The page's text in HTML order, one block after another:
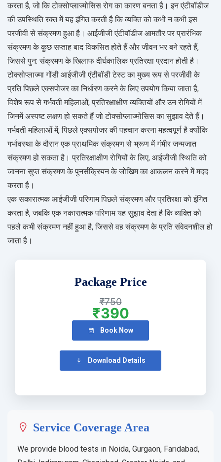
करता है, जो कि टोक्सोप्लाज्मोसिस रोग का कारण बनता है। इन एंटीबॉडीज
की उपस्थिति रक्त में यह इंगित करती है कि व्यक्ति को कभी न कभी इस
परजीवी से संक्रमण हुआ है। आईजीजी एंटीबॉडीज आमतौर पर प्रारंभिक
संक्रमण के कुछ सप्ताह बाद विकसित होते हैं और जीवन भर बने रहते हैं,
जिससे पुन: संक्रमण के खिलाफ दीर्घकालिक प्रतिरक्षा प्रदान होती है।
टोक्सोप्लाज्मा गोंडी आईजीजी एंटीबॉडी टेस्ट का मुख्य रूप से परजीवी के
प्रति पिछले एक्सपोजर का निर्धारण करने के लिए उपयोग किया जाता है,
विशेष रूप से गर्भवती महिलाओं, प्रतिरक्षाक्षीण व्यक्तियों और उन रोगियों में
जिनमें अस्पष्ट लक्षण हो सकते हैं जो टोक्सोप्लाज्मोसिस का सुझाव देते हैं।
गर्भवती महिलाओं में, पिछले एक्सपोजर की पहचान करना महत्वपूर्ण है क्योंकि
गर्भावस्था के दौरान एक प्राथमिक संक्रमण से भ्रूण में गंभीर जन्मजात
संक्रमण हो सकता है। प्रतिरक्षाक्षीण रोगियों के लिए, आईजीजी स्थिति को
जानना सुप्त संक्रमण के पुनर्सक्रियन के जोखिम का आकलन करने में मदद
करता है।
एक सकारात्मक आईजीजी परिणाम पिछले संक्रमण और प्रतिरक्षा को इंगित
करता है, जबकि एक नकारात्मक परिणाम यह सुझाव देता है कि व्यक्ति को
पहले कभी संक्रमण नहीं हुआ है, जिससे वह संक्रमण के प्रति संवेदनशील हो
जाता है।
Package Price
₹750
₹390
Book Now
Download Details
Service Coverage Area
We provide blood tests in Noida, Gurgaon, Faridabad,